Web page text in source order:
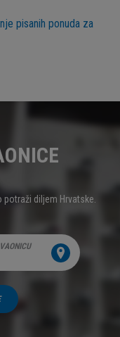
pisanih ponuda za
diljem Hrvatske.